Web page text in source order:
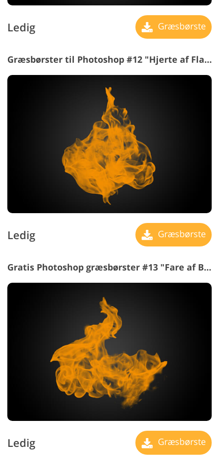
Ledig Græsbørste
Græsbørster til Photoshop #12 "Hjerte af Flames"
Ledig Græsbørste
Gratis Photoshop græsbørster #13 "Fare af Brand"
Ledig Græsbørste